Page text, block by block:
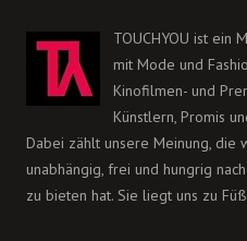
TOUCHYOU ist ein
mit Mode und
Kinofilmen- und
Künstlern, Promis
Dabei zählt unsere Meinung, die
unabhängig, frei und hungrig
zu bieten hat. Sie liegt uns zu